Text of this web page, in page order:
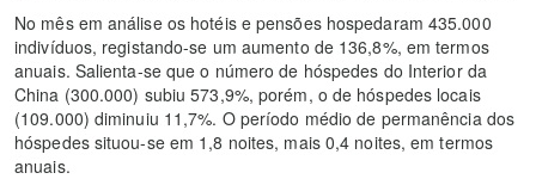
No mês em análise os hotéis e pensões hospedaram 435.000
indivíduos, registando-se um aumento de 136,8%, em termos
anuais. Salienta-se que o número de hóspedes do Interior da
China (300.000) subiu 573,9%, porém, o de hóspedes locais
(109.000) diminuiu 11,7%. O período médio de permanência dos
hóspedes situou-se em 1,8 noites, mais 0,4 noites, em termos
anuais.